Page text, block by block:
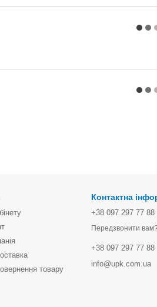
товару
Контактна
+38 097 297 77 88
Передзвонити
+38 097 297 77 88
info@upk.com.ua